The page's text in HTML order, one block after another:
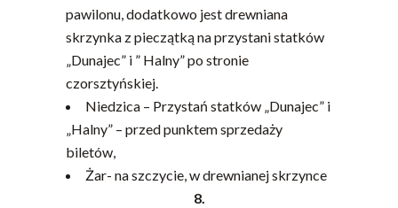
pawilonu, dodatkowo jest drewniana
skrzynka z pieczątką na przystani statków
„Dunajec” i ” Halny” po stronie
czorsztyńskiej.
Niedzica – Przystań statków „Dunajec” i
„Halny” – przed punktem sprzedaży
biletów,
Żar- na szczycie, w drewnianej skrzynce
8.